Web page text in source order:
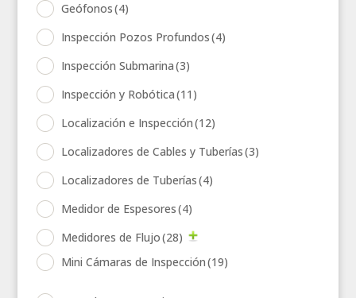
Geófonos(4)
Inspección Pozos Profundos(4)
Inspección Submarina(3)
Inspección y Robótica(11)
Localización e Inspección(12)
Localizadores de Cables y Tuberías(3)
Localizadores de Tuberías(4)
Medidor de Espesores(4)
Medidores de Flujo(28)
Mini Cámaras de Inspección(19)